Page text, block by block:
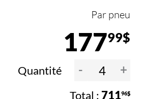
Par pneu
17799$
Quantité - +
71196$